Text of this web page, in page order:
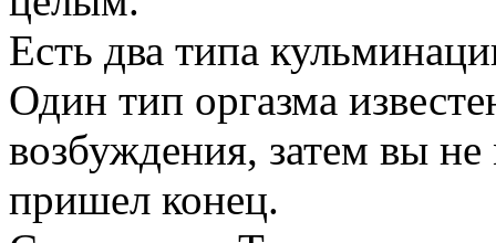
Есть два типа
Один тип оргазма
возбуждения, затем вы
пришел конец.